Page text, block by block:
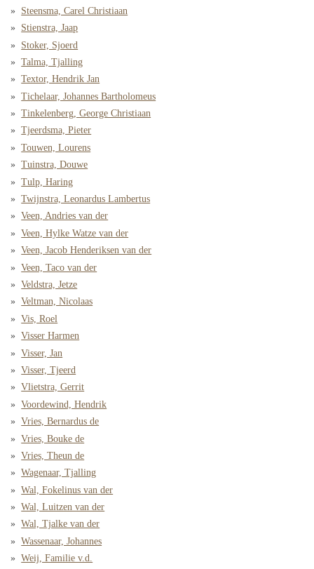
Steensma, Carel Christiaan
Stienstra, Jaap
Stoker, Sjoerd
Talma, Tjalling
Textor, Hendrik Jan
Tichelaar, Johannes Bartholomeus
Tinkelenberg, George Christiaan
Tjeerdsma, Pieter
Touwen, Lourens
Tuinstra, Douwe
Tulp, Haring
Twijnstra, Leonardus Lambertus
Veen, Andries van der
Veen, Hylke Watze van der
Veen, Jacob Henderiksen van der
Veen, Taco van der
Veldstra, Jetze
Veltman, Nicolaas
Vis, Roel
Visser Harmen
Visser, Jan
Visser, Tjeerd
Vlietstra, Gerrit
Voordewind, Hendrik
Vries, Bernardus de
Vries, Bouke de
Vries, Theun de
Wagenaar, Tjalling
Wal, Fokelinus van der
Wal, Luitzen van der
Wal, Tjalke van der
Wassenaar, Johannes
Weij, Familie v.d.